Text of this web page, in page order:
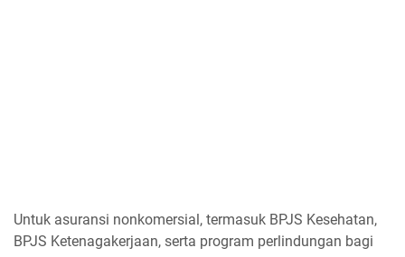
Untuk asuransi nonkomersial, termasuk BPJS Kesehatan,
BPJS Ketenagakerjaan, serta program perlindungan bagi